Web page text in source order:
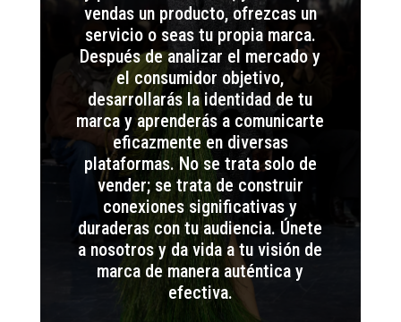
vendas un producto, ofrezcas un
servicio o seas tu propia marca.
Después de analizar el mercado y
el consumidor objetivo,
desarrollarás la identidad de tu
marca y aprenderás a comunicarte
eficazmente en diversas
plataformas. No se trata solo de
vender; se trata de construir
conexiones significativas y
duraderas con tu audiencia. Únete
a nosotros y da vida a tu visión de
marca de manera auténtica y
efectiva.